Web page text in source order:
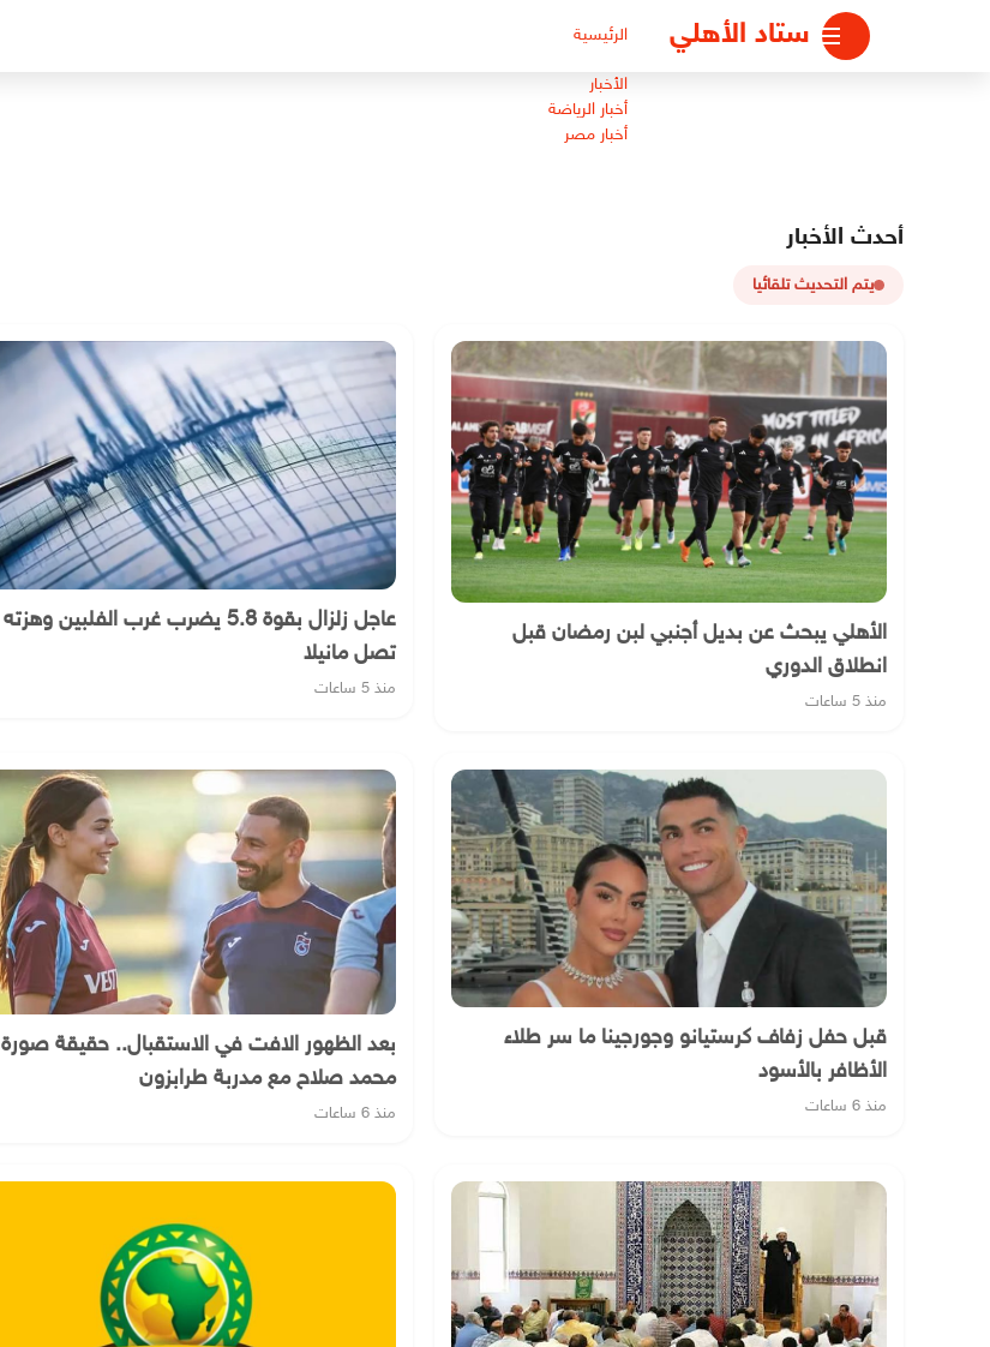
ستاد الأهلي الرئيسية
الأخبار
أخبار الرياضة
أخبار مصر
أحدث الأخبار
يتم التحديث تلقائيا
الأهلي يبحث عن بديل أجنبي لبن رمضان قبل
انطلاق الدوري
منذ 5 ساعات
عاجل زلزال بقوة 5.8 يضرب غرب الفلبين وهزته
تصل مانيلا
منذ 5 ساعات
قبل حفل زفاف كرستيانو وجورجينا ما سر طلاء
الأظافر بالأسود
منذ 6 ساعات
بعد الظهور الافت في الاستقبال.. حقيقة صورة
محمد صلاح مع مدربة طرابزون
منذ 6 ساعات